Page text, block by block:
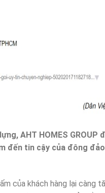
AHT HOMES
đến tin cậy của đông
của khách hàng lại càng